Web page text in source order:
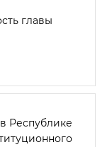
главы
Республике